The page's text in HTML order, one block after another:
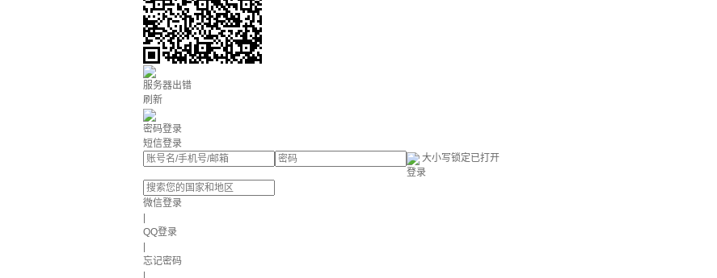
服务器出错
刷新
密码登录
短信登录
大小写锁定已打开
登录
微信登录
QQ登录
忘记密码